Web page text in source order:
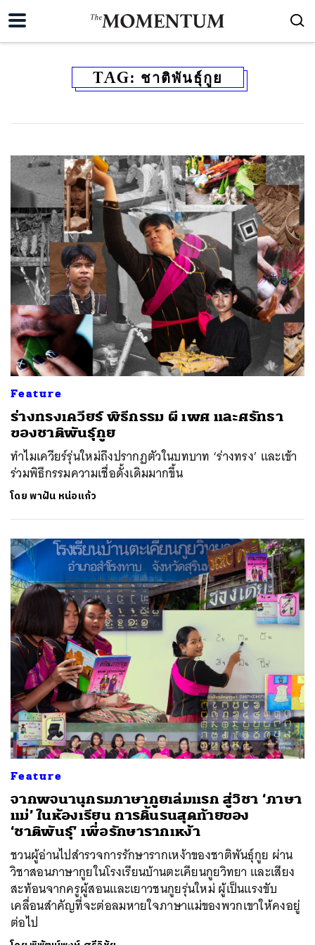
TAG: ชาติพันธุ์กูย
Feature
ร่างทรงเควียร์ พิธีกรรม ผี เพศ และศรัทธา
ของชาติพันธุ์กูย
ทำไมเควียร์รุ่นใหม่ถึงปรากฏตัวในบทบาท ‘ร่างทรง’ และเข้า
ร่วมพิธีกรรมความเชื่อดั้งเดิมมากขึ้น
โดยพาฝัน หน่อแก้ว
Feature
จากพจนานุกรมภาษากูยเล่มแรก สู่วิชา ‘ภาษา
แม่’ ในห้องเรียน การดิ้นรนสุดท้ายของ
‘ชาติพันธุ์’ เพื่อรักษารากเหง้า
ชวนผู้อ่านไปสำรวจการรักษารากเหง้าของชาติพันธุ์กูย ผ่าน
วิชาสอนภาษากูยในโรงเรียนบ้านตะเคียนกูยวิทยา และเสียง
สะท้อนจากครูผู้สอนและเยาวชนกูยรุ่นใหม่ ผู้เป็นแรงขับ
เคลื่อนสำคัญที่จะต่อลมหายใจภาษาแม่ของพวกเขาให้คงอยู่
ต่อไป
ค้นหา
SHARE TWEET LINE EMAIL